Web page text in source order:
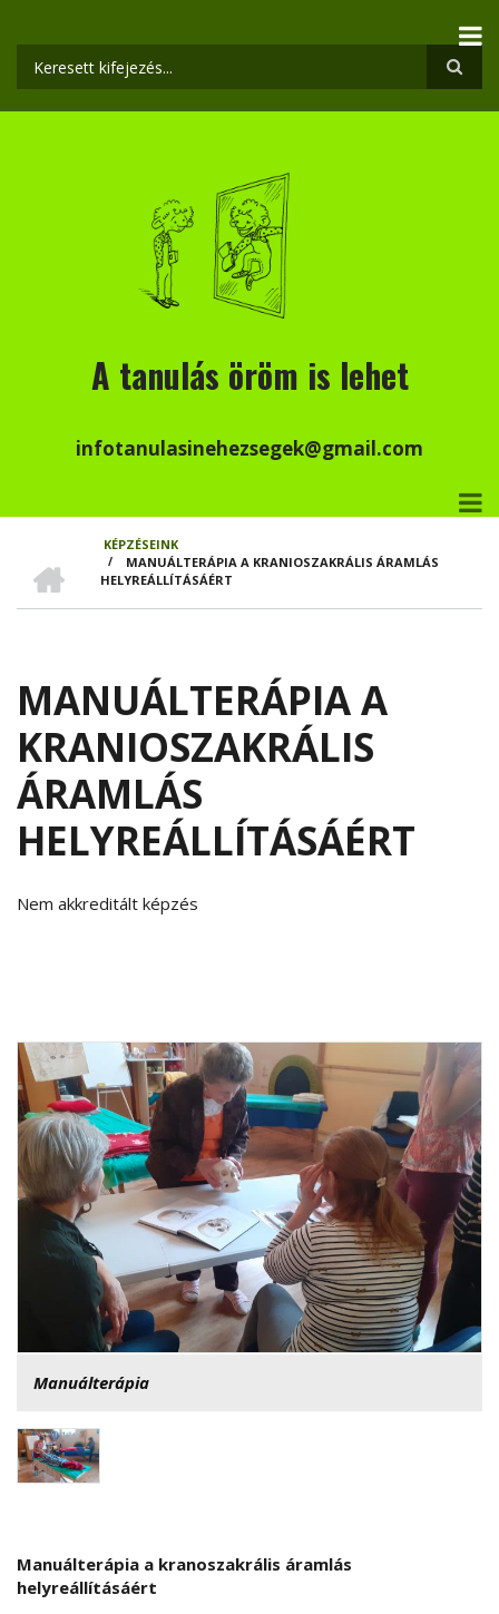
tartalomra
Keresés
A tanulás öröm is lehet
infotanulasinehezsegek@gmail.com
MORZSA
KÉPZÉSEINK
/
MANUÁLTERÁPIA A KRANIOSZAKRÁLIS ÁRAMLÁS
HELYREÁLLÍTÁSÁÉRT
MANUÁLTERÁPIA A
KRANIOSZAKRÁLIS
ÁRAMLÁS
HELYREÁLLÍTÁSÁÉRT
Nem akkreditált képzés
Manuálterápia
Manuálterápia a kranoszakrális áramlás
helyreállításáért